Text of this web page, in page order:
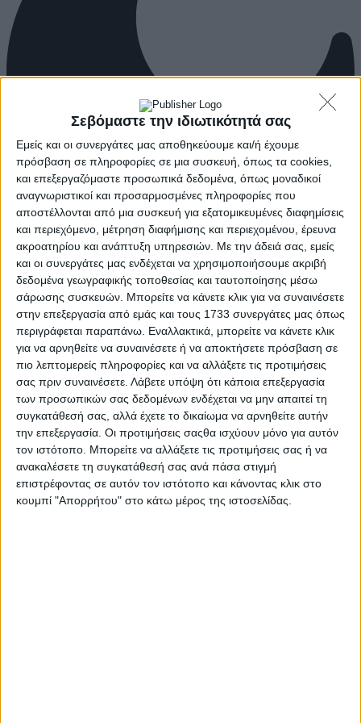
Σεβόμαστε την ιδιωτικότητά σας
Εμείς και οι συνεργάτες μας αποθηκεύουμε και/ή έχουμε
πρόσβαση σε πληροφορίες σε μια συσκευή, όπως τα cookies,
και επεξεργαζόμαστε προσωπικά δεδομένα, όπως μοναδικοί
αναγνωριστικοί και προσαρμοσμένες πληροφορίες που
αποστέλλονται από μια συσκευή για εξατομικευμένες διαφημίσεις
και περιεχόμενο, μέτρηση διαφήμισης και περιεχομένου, έρευνα
ακροατηρίου και ανάπτυξη υπηρεσιών. Με την άδειά σας, εμείς
και οι συνεργάτες μας ενδέχεται να χρησιμοποιήσουμε ακριβή
δεδομένα γεωγραφικής τοποθεσίας και ταυτοποίησης μέσω
σάρωσης συσκευών. Μπορείτε να κάνετε κλικ για να συναινέσετε
στην επεξεργασία από εμάς και τους 1733 συνεργάτες μας όπως
περιγράφεται παραπάνω. Εναλλακτικά, μπορείτε να κάνετε κλικ
για να αρνηθείτε να συναινέσετε ή να αποκτήσετε πρόσβαση σε
πιο λεπτομερείς πληροφορίες και να αλλάξετε τις προτιμήσεις
σας πριν συναινέσετε. Λάβετε υπόψη ότι κάποια επεξεργασία
των προσωπικών σας δεδομένων ενδέχεται να μην απαιτεί τη
συγκατάθεσή σας, αλλά έχετε το δικαίωμα να αρνηθείτε αυτήν
την επεξεργασία. Οι προτιμήσεις σαςθα ισχύουν μόνο για αυτόν
τον ιστότοπο. Μπορείτε να αλλάξετε τις προτιμήσεις σας ή να
ανακαλέσετε τη συγκατάθεσή σας ανά πάσα στιγμή
επιστρέφοντας σε αυτόν τον ιστότοπο και κάνοντας κλικ στο
κουμπί "Απορρήτου" στο κάτω μέρος της ιστοσελίδας.